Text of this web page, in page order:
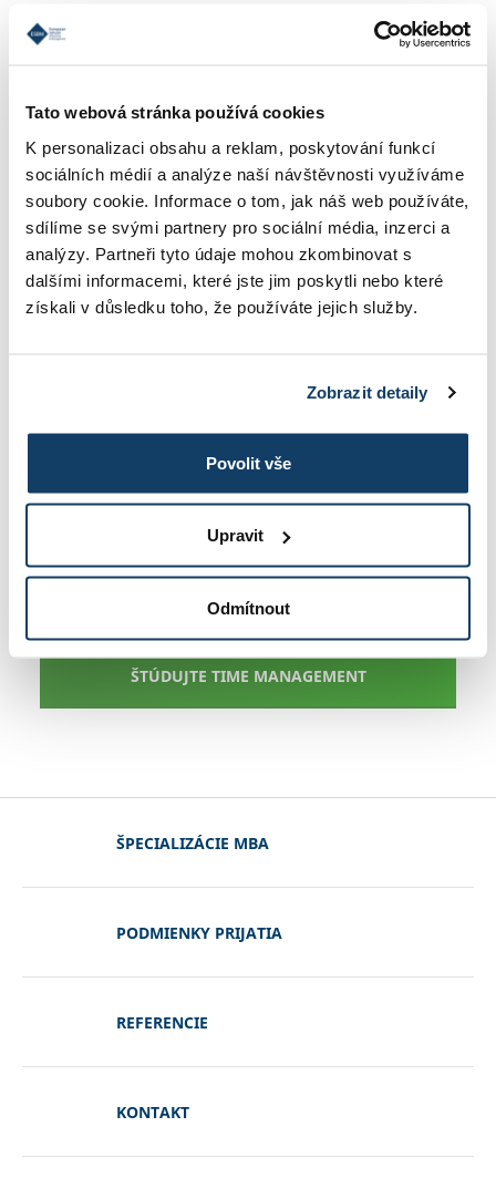
Tato webová stránka používá cookies
K personalizaci obsahu a reklam, poskytování funkcí
sociálních médií a analýze naší návštěvnosti využíváme
soubory cookie. Informace o tom, jak náš web používáte,
sdílíme se svými partnery pro sociální média, inzerci a
analýzy. Partneři tyto údaje mohou zkombinovat s
dalšími informacemi, které jste jim poskytli nebo které
získali v důsledku toho, že používáte jejich služby.
Zobrazit detaily
Povolit vše
Upravit
Odmítnout
Naučte sa skoncovať s prekrastináciou.
prekladať si veci v chladničke, ostrihať nechty a
ešte raz naposledy skontrolovať maily a
Facebook. Tiež
preto sa človek všeobecne lepšie
sústredí v kancelárii, kde sú tieto rušivé
faktory odstránené
. Pokiaľ sa im ale nemôžete
vyhnúť, skúste si aspoň naplánovať čas, kedy
naozaj pracujete a kedy naopak venujete dvadsať
minút upratovania a iným činnostiam.
Nie sme roboti a nikto nevydrží pracovať celý deň
v kuse.Je vedecky dokázané, že sa dokážeme
sústrediť zhruba len hodinu
medzi jednotlivými úlohami alebo ich sekciami
čas na relaxáciu a zábavu
a uvidíte, že sa vám
tým zvýši produktivita a tým nakoniec ušetríte
ŠTÚDUJTE TIME MANAGEMENT
ŠPECIALIZÁCIE MBA
PODMIENKY PRIJATIA
REFERENCIE
KONTAKT